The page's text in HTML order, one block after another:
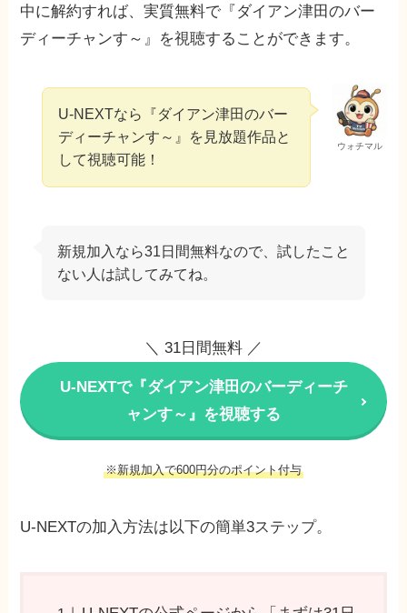
中に解約すれば、実質無料で『ダイアン津田のバー
ディーチャンす～』を視聴することができます。
ウォチマル
U-NEXTなら『ダイアン津田のバー
ディーチャンす～』を見放題作品と
して視聴可能！
新規加入なら31日間無料なので、試したこと
ない人は試してみてね。
＼ 31日間無料 ／
U-NEXTで『ダイアン津田のバーディーチ
ャンす～』を視聴する
※新規加入で600円分のポイント付与
U-NEXTの加入方法は以下の簡単3ステップ。